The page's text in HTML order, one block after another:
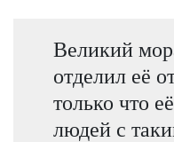
Великий
отделил её
только что
людей с